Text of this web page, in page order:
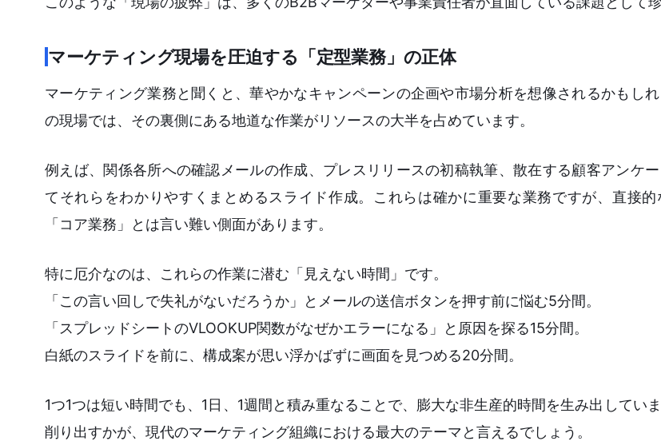
マーケティング現場を圧迫する「定型業務」の正体
マーケティング業務と聞くと、華やかなキャンペーンの企画や市場分析を想像されるかもし
の現場では、その裏側にある地道な作業がリソースの大半を占めています。
例えば、関係各所への確認メールの作成、プレスリリースの初稿執筆、散在する顧客アンケ
てそれらをわかりやすくまとめるスライド作成。これらは確かに重要な業務ですが、直接
「コア業務」とは言い難い側面があります。
特に厄介なのは、これらの作業に潜む「見えない時間」です。
「この言い回しで失礼がないだろうか」とメールの送信ボタンを押す前に悩む5分間。
「スプレッドシートのVLOOKUP関数がなぜかエラーになる」と原因を探る15分間。
白紙のスライドを前に、構成案が思い浮かばずに画面を見つめる20分間。
1つ1つは短い時間でも、1日、1週間と積み重なることで、膨大な非生産的時間を生み出してい
削り出すかが、現代のマーケティング組織における最大のテーマと言えるでしょう。